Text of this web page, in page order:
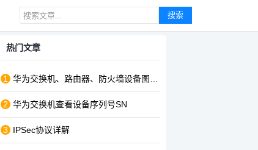
搜索
热门文章
1 华为交换机、路由器、防火墙设备图标下载
2 华为交换机查看设备序列号SN
3 IPSec协议详解